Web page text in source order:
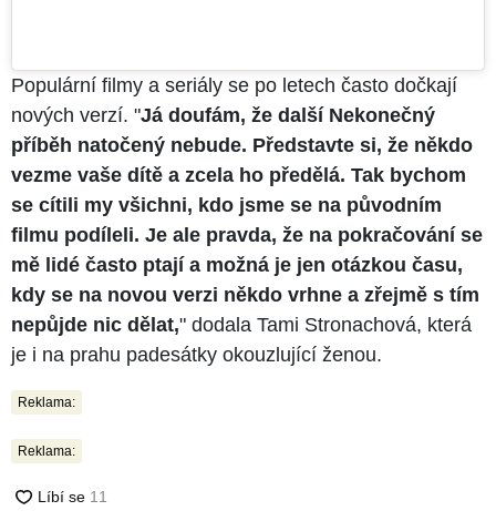
Populární filmy a seriály se po letech často dočkají
nových verzí. "Já doufám, že další Nekonečný
příběh natočený nebude. Představte si, že někdo
vezme vaše dítě a zcela ho předělá. Tak bychom
se cítili my všichni, kdo jsme se na původním
filmu podíleli. Je ale pravda, že na pokračování se
mě lidé často ptají a možná je jen otázkou času,
kdy se na novou verzi někdo vrhne a zřejmě s tím
nepůjde nic dělat," dodala Tami Stronachová, která
je i na prahu padesátky okouzlující ženou.
Reklama:
Reklama: